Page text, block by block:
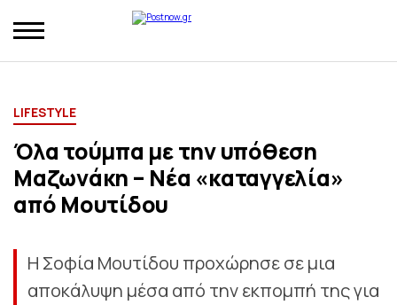
LIFESTYLE
Όλα τούμπα με την υπόθεση
Μαζωνάκη – Νέα «καταγγελία»
από Μουτίδου
Η Σοφία Μουτίδου προχώρησε σε μια
αποκάλυψη μέσα από την εκπομπή της για